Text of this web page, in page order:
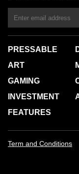
PRESSABLE
ART
GAMING
INVESTMENT
FEATURES
Term and Conditions